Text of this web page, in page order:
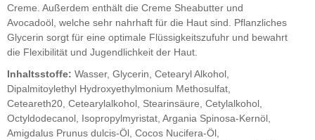
Creme. Außerdem enthält die Creme Sheabutter und
Avocadoöl, welche sehr nahrhaft für die Haut sind. Pflanzliches
Glycerin sorgt für eine optimale Flüssigkeitszufuhr und bewahrt
die Flexibilität und Jugendlichkeit der Haut.
Inhaltsstoffe: Wasser, Glycerin, Cetearyl Alkohol,
Dipalmitoylethyl Hydroxyethylmonium Methosulfat,
Ceteareth20, Cetearylalkohol, Stearinsäure, Cetylalkohol,
Octyldodecanol, Isopropylmyristat, Argania Spinosa-Kernöl,
Amigdalus Prunus dulcis-Öl, Cocos Nucifera-Öl,